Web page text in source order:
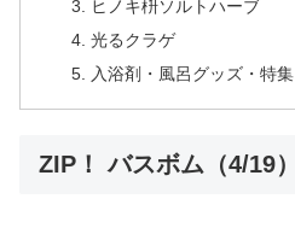
ヒノキ枡ソルトハーブ
光るクラゲ
入浴剤・風呂グッズ・特集
ZIP！ バスボム（4/19）